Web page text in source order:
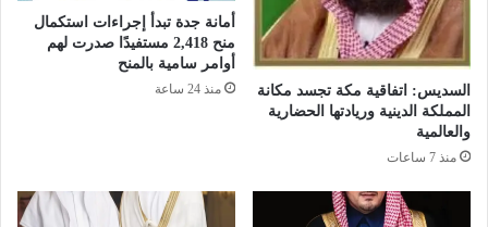
ح
ت
ف
ل
ب
السديس: اتفاقية مكة تجسد مكانة
المملكة الدينية وريادتها الحضارية
والعالمية
منذ 7 ساعات
أمانة جدة تبدأ إجراءات استكمال
منح 2,418 مستفيدًا صدرت لهم
أوامر سامية بالمنح
منذ 24 ساعة